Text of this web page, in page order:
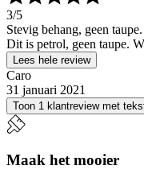
3/5
Stevig behang, geen taupe.
Dit is petrol, geen taupe.
Lees hele review
Caro
31 januari 2021
Toon 1 klantreview met
Maak het mooier